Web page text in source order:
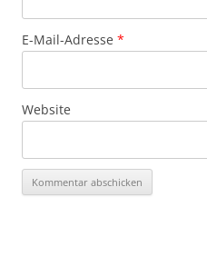
E-Mail-Adresse *
Website